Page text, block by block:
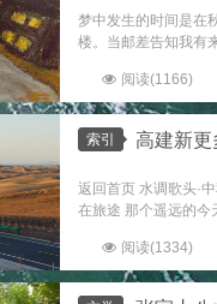
梦中发生的时间是在
楼。当邮差告知我有
阅读(1166)
索引 高建新更
返回首页 水调歌头·
在旅途 那个遥远的
阅读(1334)